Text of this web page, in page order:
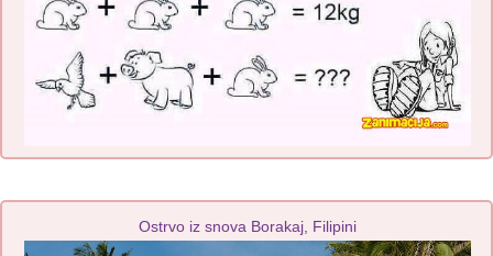
Ostrvo iz snova Borakaj, Filipini